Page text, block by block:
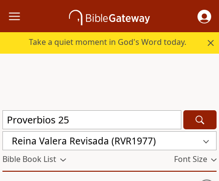
Take a quiet moment in God's Word today.
Reina Valera Revisada (RVR1977)
Bible Book List Font Size